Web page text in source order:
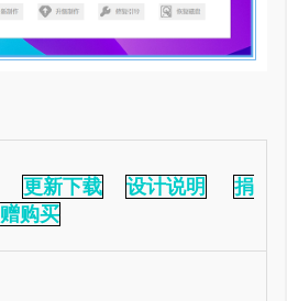
更新下载 设计说明
捐
赠购买